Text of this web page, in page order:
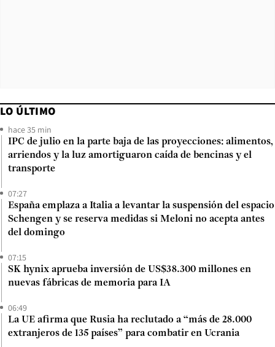
LO ÚLTIMO
hace 35 min
IPC de julio en la parte baja de las proyecciones: alimentos,
arriendos y la luz amortiguaron caída de bencinas y el
transporte
07:27
España emplaza a Italia a levantar la suspensión del espacio
Schengen y se reserva medidas si Meloni no acepta antes
del domingo
07:15
SK hynix aprueba inversión de US$38.300 millones en
nuevas fábricas de memoria para IA
06:49
La UE afirma que Rusia ha reclutado a “más de 28.000
extranjeros de 135 países” para combatir en Ucrania